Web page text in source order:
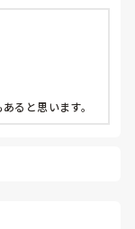
ると思います。